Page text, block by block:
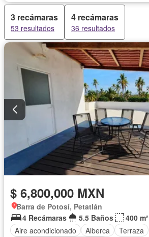
3 recámaras
53 resultados
4 recámaras
36 resultados
$ 6,800,000 MXN
Barra de Potosí, Petatlán
4 Recámaras
5.5 Baños
400 m²
Aire acondicionado
Alberca
Terraza